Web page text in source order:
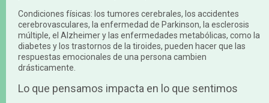
Condiciones físicas: los tumores cerebrales, los accidentes
cerebrovasculares, la enfermedad de Parkinson, la esclerosis
múltiple, el Alzheimer y las enfermedades metabólicas, como la
diabetes y los trastornos de la tiroides, pueden hacer que las
respuestas emocionales de una persona cambien
drásticamente.
Lo que pensamos impacta en lo que sentimos